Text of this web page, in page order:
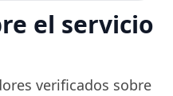
el servicio
verificados sobre